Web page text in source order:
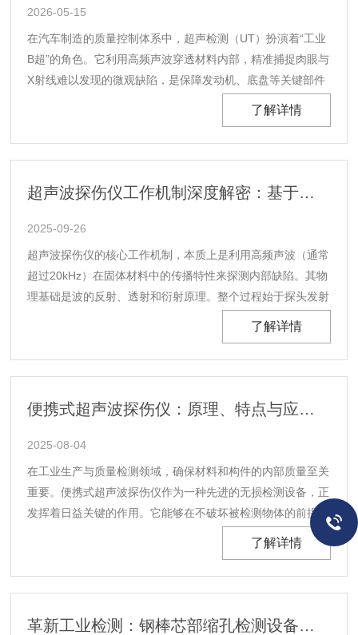
2026-05-15
在汽车制造的质量控制体系中，超声检测（UT）扮演着“工业
B超”的角色。它利用高频声波穿透材料内部，精准捕捉肉眼与
X射线难以发现的微观缺陷，是保障发动机、底盘等关键部件
服役安全的核心技术。本文将系统解析汽车零部件超声检测物
物理基础：高频声波的“回声定位”原理汽车零部件超声检测的
本质是声学能量与材料缺陷的相互......
了解详情
超声波探伤仪工作机制深度解密：基于波动物理的缺陷探测原理
2025-09-26
超声波探伤仪的核心工作机制，本质上是利用高频声波（通常
超过20kHz）在固体材料中的传播特性来探测内部缺陷。其物
理基础是波的反射、透射和衍射原理。整个过程始于探头发射
的超声波。探头内的压电晶片在电脉冲激励下产生高频机械振
声速取决于材料的弹性模量和密度，是探伤仪进行定......
了解详情
便携式超声波探伤仪：原理、特点与应用全解析
2025-08-04
在工业生产与质量检测领域，确保材料和构件的内部质量至关
重要。便携式超声波探伤仪作为一种先进的无损检测设备，正
发挥着日益关键的作用。它能够在不破坏被检测物体的前提
下，精准探测内部缺陷，为保障产品质量与设备安全运行提供
主要基于超声波在材料中的传播特性来实现探伤目的。通
常......
了解详情
革新工业检测：钢棒芯部缩孔检测设备的核心功能与应用